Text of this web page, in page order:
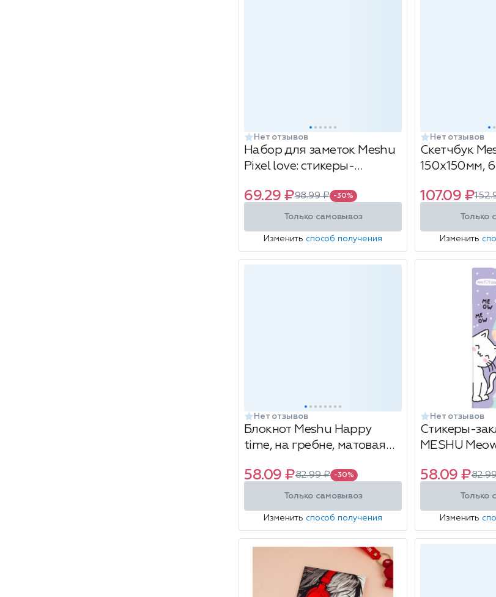
Нет отзывов
Набор для заметок Meshu
Pixel love: стикеры-
блоки, 20 л
69.29 ₽98.99 ₽ -30%
Только самовывоз
Изменить способ получения
Нет отзывов
Скетчбук
150х150мм,
107.09 ₽
Только
Изменить
Нет отзывов
Блокнот Meshu Happy
time, на гребне, матовая
60 л, размер: 105х145 мм, в
ассортименте, 1 шт
58.09 ₽82.99 ₽ -30%
Только самовывоз
Изменить способ получения
Нет отзывов
Стикеры-
MESHU
58.09 ₽
Только
Изменить